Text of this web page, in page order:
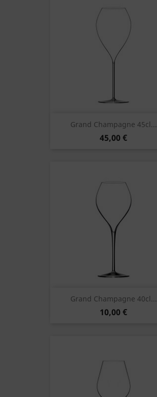
Grand Champagne 45cl...
45,00 €
Grand Champagne 40cl...
10,00 €